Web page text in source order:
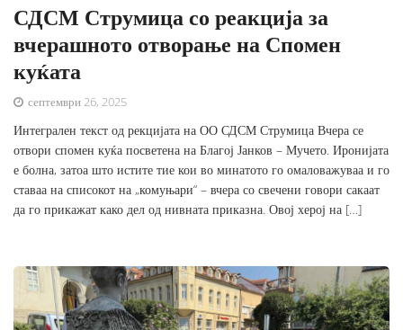
СДСМ Струмица со реакција за
вчерашното отворање на Спомен
куќата
септември 26, 2025
Интегрален текст од рекцијата на ОО СДСМ Струмица Вчера се
отвори спомен куќа посветена на Благој Јанков – Мучето. Иронијата
е болна, затоа што истите тие кои во минатото го омаловажуваа и го
ставаа на списокот на „комуњари“ – вчера со свечени говори сакаат
да го прикажат како дел од нивната приказна. Овој херој на […]